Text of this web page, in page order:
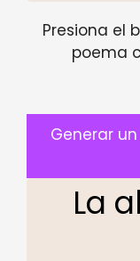
Presiona el
poema
Generar
La